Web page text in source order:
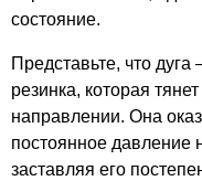
состояние.
Представьте, что дуга
резинка, которая
направлении. Она
постоянное давление
заставляя его